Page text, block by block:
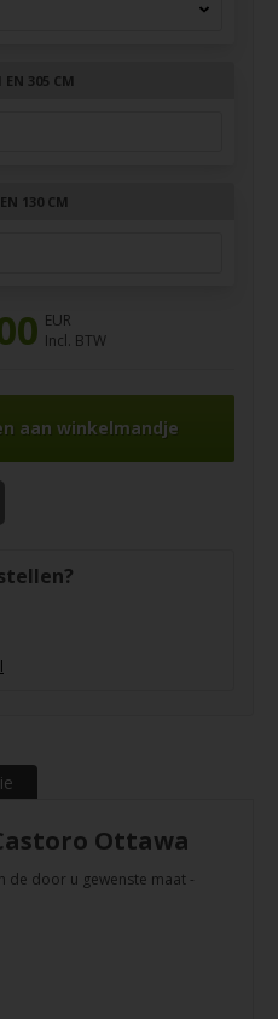
EN 305 CM
130 CM
EUR
Incl. BTW
Ottawa
de door u gewenste maat -